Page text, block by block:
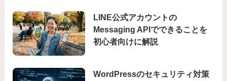
LINE公式アカウントの
Messaging APIでできることを
初心者向けに解説
WordPressのセキュリティ対策